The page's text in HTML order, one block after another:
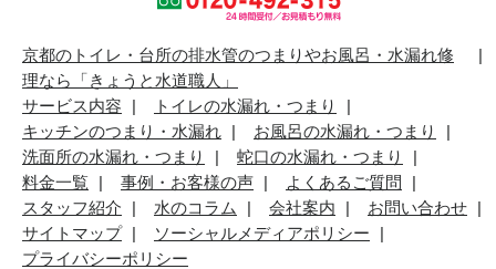
京都のトイレ・台所の排水管のつまりやお風呂・水漏れ修
理なら「きょうと水道職人」
サービス内容
トイレの水漏れ・つまり
キッチンのつまり・水漏れ
お風呂の水漏れ・つまり
洗面所の水漏れ・つまり
蛇口の水漏れ・つまり
料金一覧
事例・お客様の声
よくあるご質問
スタッフ紹介
水のコラム 会社案内
お問い合わせ
サイトマップ
ソーシャルメディアポリシー
プライバシーポリシー